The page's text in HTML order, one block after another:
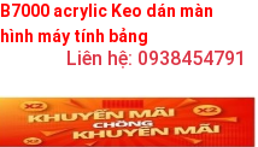
B7000 acrylic Keo dán màn
hình máy tính bảng
Liên hệ: 0938454791